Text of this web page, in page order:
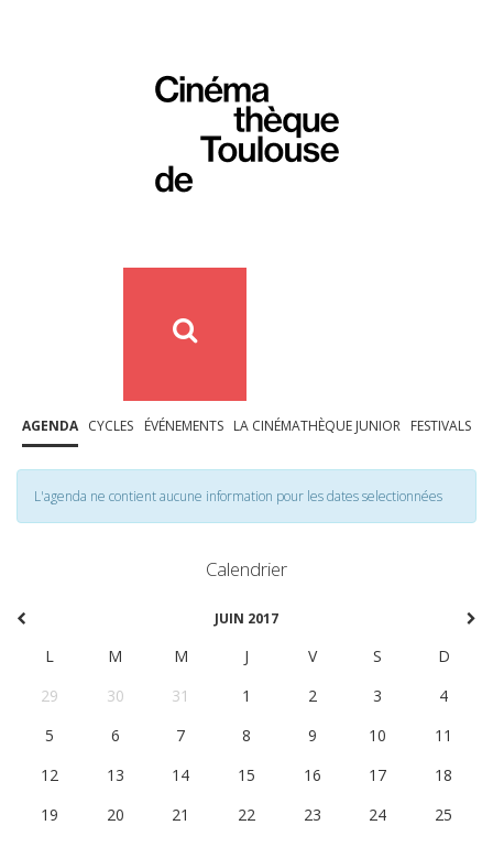
AGENDA CYCLES ÉVÉNEMENTS LA CINÉMATHÈQUE JUNIOR FESTIVALS
L'agenda ne contient aucune information pour les dates selectionnées
Calendrier
JUIN 2017
L M M J V S
D
29
30 31 1 2 3
4
5
6 7 8 9 10
11
12
13 14 15 16 17
18
19
20 21 22 23 24
25